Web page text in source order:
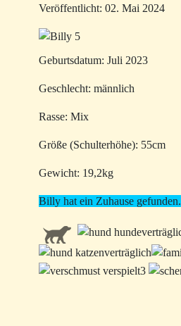
Veröffentlicht: 02. Mai 2024
Geburtsdatum: Juli 2023
Geschlecht: männlich
Rasse: Mix
Größe (Schulterhöhe): 55cm
Gewicht: 19,2kg
Billy hat ein Zuhause gefunden.